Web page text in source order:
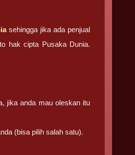
sehingga jika ada penjual
hak cipta Pusaka Dunia.
jika anda mau oleskan itu
(bisa pilih salah satu).